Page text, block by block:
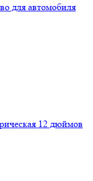
для автомобиля
12 дюймов